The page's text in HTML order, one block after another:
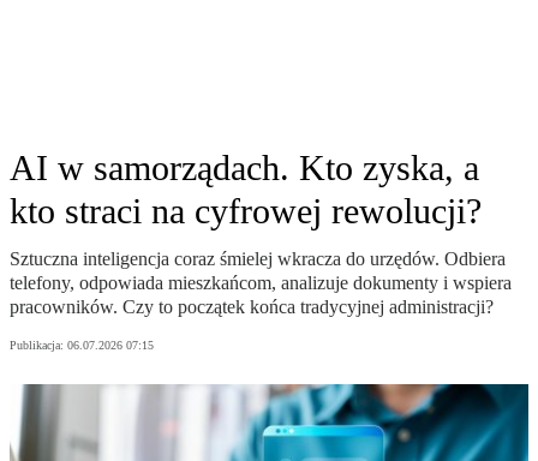
AI w samorządach. Kto zyska, a
kto straci na cyfrowej rewolucji?
Sztuczna inteligencja coraz śmielej wkracza do urzędów. Odbiera
telefony, odpowiada mieszkańcom, analizuje dokumenty i wspiera
pracowników. Czy to początek końca tradycyjnej administracji?
Publikacja: 06.07.2026 07:15